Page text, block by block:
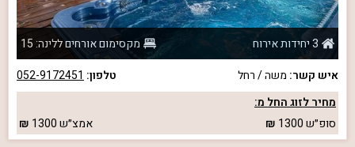
3 יחידות אירוח
מקסימום אורחים ללינה: 15
איש קשר: משה / רחל טלפון: 052-9172451
מחיר לזוג החל מ:
סופ״ש1300 אמצ״ש1300